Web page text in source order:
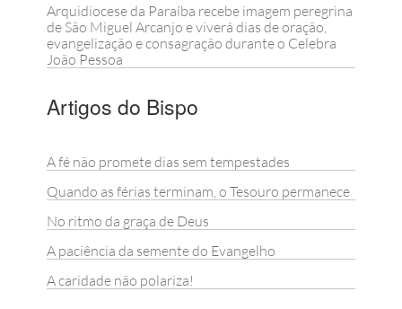
Arquidiocese da Paraíba recebe imagem peregrina
de São Miguel Arcanjo e viverá dias de oração,
evangelização e consagração durante o Celebra
João Pessoa
Artigos do Bispo
A fé não promete dias sem tempestades
Quando as férias terminam, o Tesouro permanece
No ritmo da graça de Deus
A paciência da semente do Evangelho
A caridade não polariza!